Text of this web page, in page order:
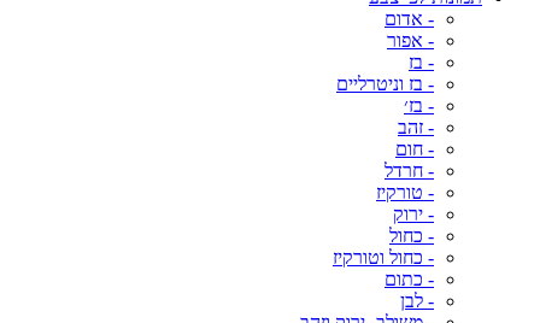
- אדום
- אפור
- בז
- בז וניטרליים
- בז׳
- זהב
- חום
- חרדל
- טורקיז
- ירוק
- כחול
- כחול וטורקיז
- כתום
- לבן